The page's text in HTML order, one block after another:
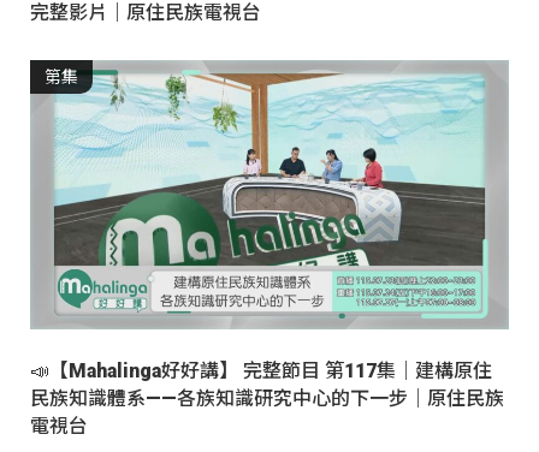
完整影片｜原住民族電視台
第集
📣【Mahalinga好好講】 完整節目 第117集｜建構原住
民族知識體系——各族知識研究中心的下一步｜原住民族
電視台